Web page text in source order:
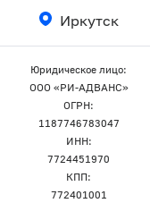
Иркутск
Юридическое лицо:
ООО «РИ-АДВАНС»
ОГРН:
1187746783047
ИНН:
7724451970
КПП:
772401001